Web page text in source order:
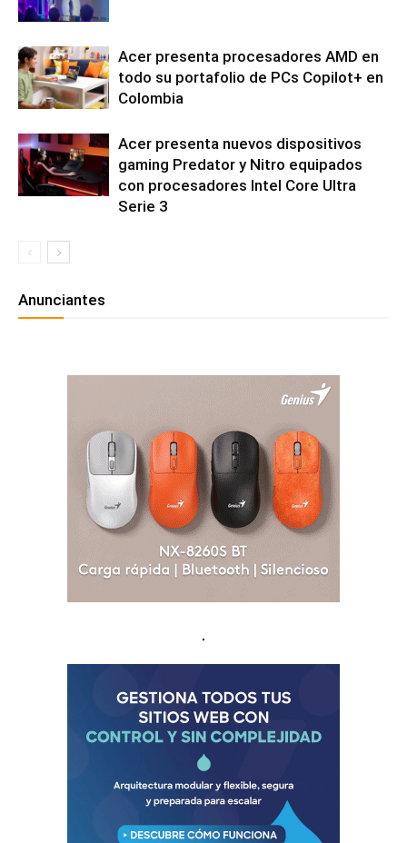
Acer presenta procesadores AMD en
todo su portafolio de PCs Copilot+ en
Colombia
Acer presenta nuevos dispositivos
gaming Predator y Nitro equipados
con procesadores Intel Core Ultra
Serie 3
Anunciantes